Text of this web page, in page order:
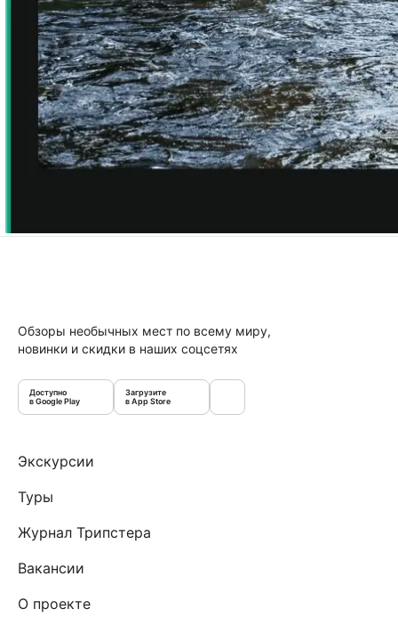
Обзоры необычных мест по всему миру,
новинки и скидки в наших соцсетях
Доступно
в Google Play
Загрузите
в App Store
Экскурсии
Туры
Журнал Трипстера
Вакансии
О проекте